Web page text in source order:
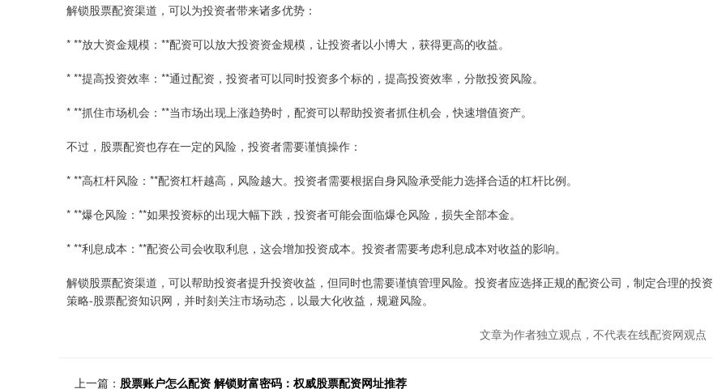
解锁股票配资渠道，可以为投资者带来诸多优势：
* **放大资金规模：**配资可以放大投资资金规模，让投资者以小博大，获得更高的收益。
* **提高投资效率：**通过配资，投资者可以同时投资多个标的，提高投资效率，分散投资风险。
* **抓住市场机会：**当市场出现上涨趋势时，配资可以帮助投资者抓住机会，快速增值资产。
不过，股票配资也存在一定的风险，投资者需要谨慎操作：
* **高杠杆风险：**配资杠杆越高，风险越大。投资者需要根据自身风险承受能力选择合适的杠杆比例。
* **爆仓风险：**如果投资标的出现大幅下跌，投资者可能会面临爆仓风险，损失全部本金。
* **利息成本：**配资公司会收取利息，这会增加投资成本。投资者需要考虑利息成本对收益的影响。
解锁股票配资渠道，可以帮助投资者提升投资收益，但同时也需要谨慎管理风险。投资者应选择正规的配资公司，制定合理的投资
策略-股票配资知识网，并时刻关注市场动态，以最大化收益，规避风险。
文章为作者独立观点，不代表在线配资网观点
上一篇： 股票账户怎么配资 解锁财富密码：权威股票配资网址推荐